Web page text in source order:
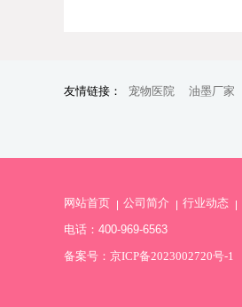
友情链接： 宠物医院 油墨厂家
网站首页 公司简介 行业动态
电话：400-969-6563
备案号： 京ICP备2023002720号-1